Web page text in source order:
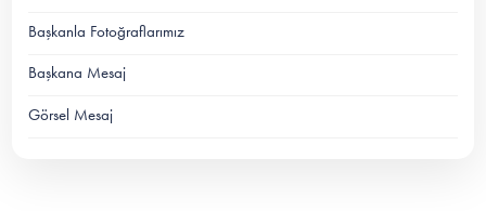
Başkanla Fotoğraflarımız
Başkana Mesaj
Görsel Mesaj